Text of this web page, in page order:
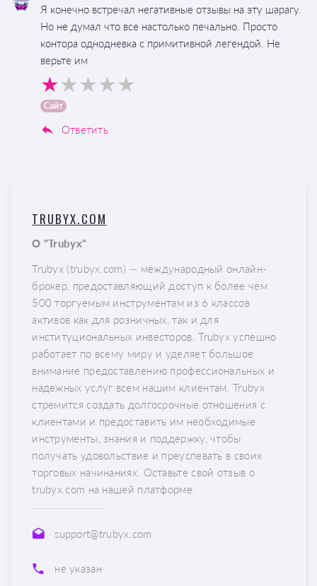
Я конечно встречал негативные отзывы на эту шарагу.
Но не думал что все настолько печально. Просто
контора однодневка с примитивной легендой. Не
верьте им
Сайт
Ответить
TRUBYX.COM
О "Trubyx"
Trubyx (trubyx.com) — международный онлайн-
брокер, предоставляющий доступ к более чем
500 торгуемым инструментам из 6 классов
активов как для розничных, так и для
институциональных инвесторов. Trubyx успешно
работает по всему миру и уделяет большое
внимание предоставлению профессиональных и
надежных услуг всем нашим клиентам. Trubyx
стремится создать долгосрочные отношения с
клиентами и предоставить им необходимые
инструменты, знания и поддержку, чтобы
получать удовольствие и преуспевать в своих
торговых начинаниях. Оставьте свой отзыв о
trubyx.com на нашей платформе.
support@trubyx.com
не указан